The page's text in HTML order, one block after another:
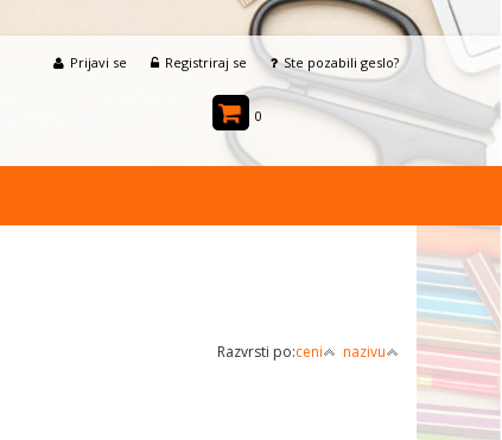
Prijavi se Registriraj se Ste pozabili geslo?
0
Razvrsti po:ceni nazivu